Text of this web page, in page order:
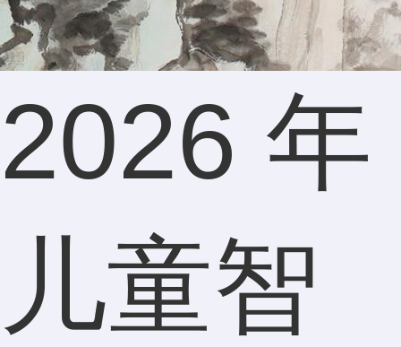
2026 年
儿童智